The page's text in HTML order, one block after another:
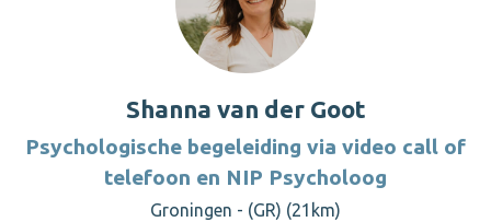
Shanna van der Goot
Psychologische begeleiding via video call of
telefoon en NIP Psycholoog
Groningen - (GR) (21km)